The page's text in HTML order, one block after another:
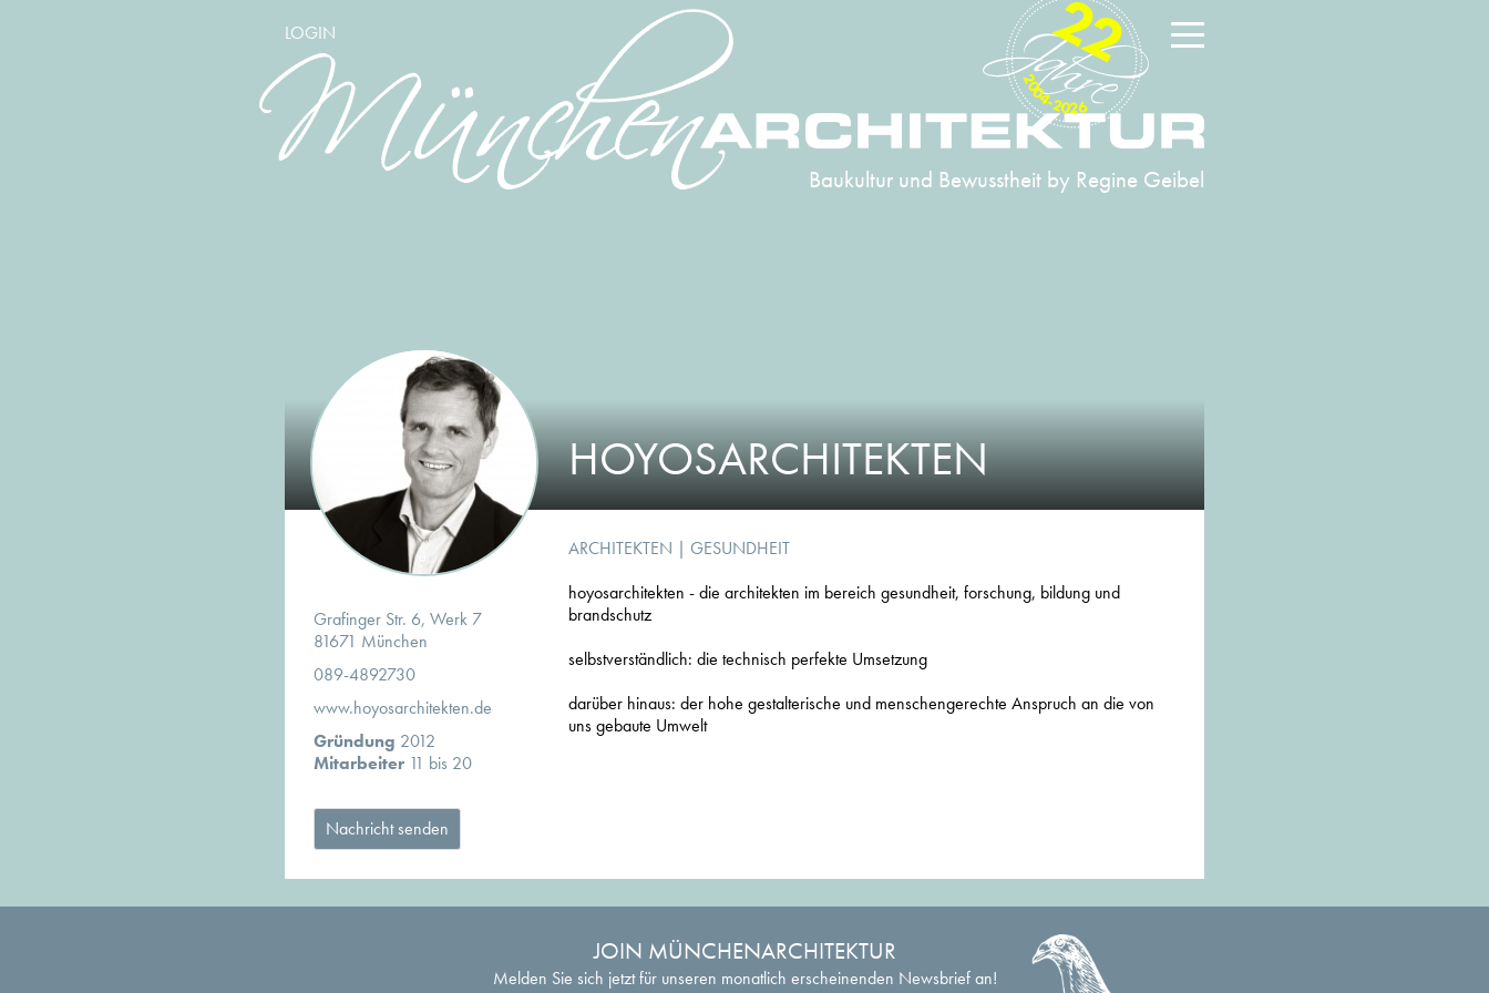
LOGIN
Baukultur und Bewusstheit by Regine Geibel
2004-2026
22
HOYOSARCHITEKTEN
Grafinger Str. 6, Werk 7
81671 München
089-4892730
www.hoyosarchitekten.de
Gründung 2012
Mitarbeiter 11 bis 20
Nachricht senden
ARCHITEKTEN | GESUNDHEIT
hoyosarchitekten - die architekten im bereich gesundheit, forschung, bildung und
brandschutz
selbstverständlich: die technisch perfekte Umsetzung
darüber hinaus: der hohe gestalterische und menschengerechte Anspruch an die von
uns gebaute Umwelt
JOIN MÜNCHENARCHITEKTUR
Melden Sie sich jetzt für unseren monatlich erscheinenden Newsbrief an!